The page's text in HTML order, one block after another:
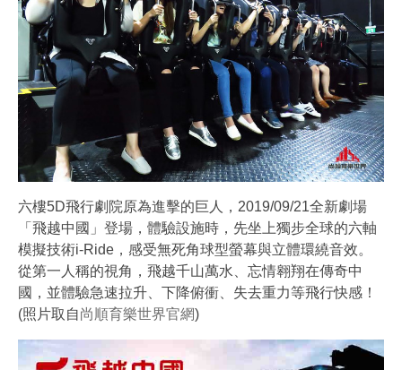
六樓5D飛行劇院原為進擊的巨人，2019/09/21全新劇場
「飛越中國」登場，體驗設施時，先坐上獨步全球的六軸
模擬技術i-Ride，感受無死角球型螢幕與立體環繞音效。
從第一人稱的視角，飛越千山萬水、忘情翱翔在傳奇中
國，並體驗急速拉升、下降俯衝、失去重力等飛行快感！
(照片取自尚順育樂世界官網)